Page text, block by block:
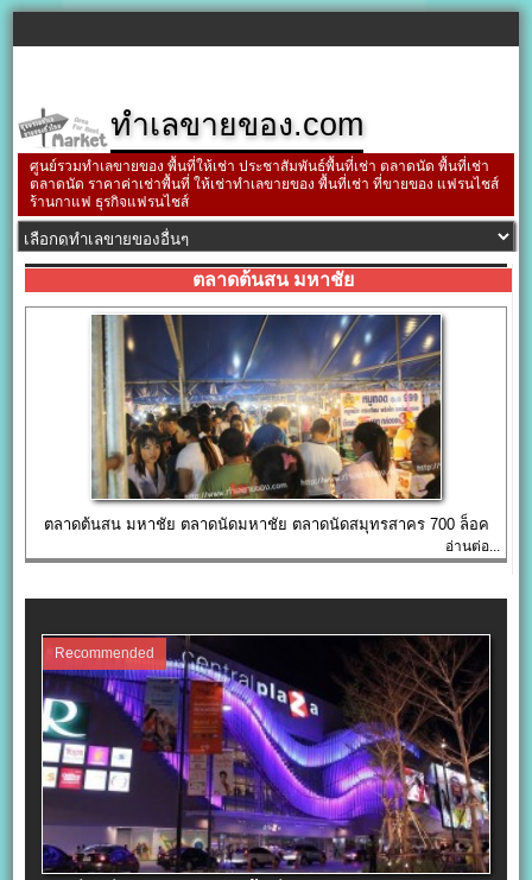
ทำเลขายของ.com
ศูนย์รวมทำเลขายของ พื้นที่ให้เช่า ประชาสัมพันธ์พื้นที่เช่า ตลาดนัด พื้นที่เช่า
ตลาดนัด ราคาค่าเช่าพื้นที่ ให้เช่าทำเลขายของ พื้นที่เช่า ที่ขายของ แฟรนไชส์
ร้านกาแฟ ธุรกิจแฟรนไชส์
ตลาดต้นสน มหาชัย
ตลาดต้นสน มหาชัย ตลาดนัดมหาชัย ตลาดนัดสมุทรสาคร 700 ล็อค
อ่านต่อ...
Recommended